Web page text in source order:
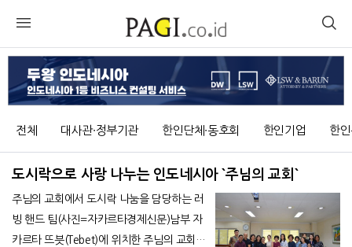
전체 대사관∙정부기관 한인단체∙동호회 한인기업 한
도시락으로 사랑 나누는 인도네시아 `주님의 교회`
주님의 교회에서 도시락 나눔을 담당하는 러
빙 핸드 팀(사진=자카르타경제신문)남부 자
카르타 뜨븟(Tebet)에 위치한 주님의 교회